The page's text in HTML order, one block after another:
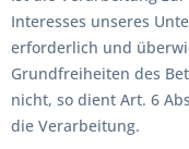
Interesses unseres
erforderlich und
Grundfreiheiten des
nicht, so dient Art. 6
die Verarbeitung.